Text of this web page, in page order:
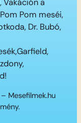
Vakáción a
Pom meséi,
Dr. Bubó,
Mesefilmek.hu